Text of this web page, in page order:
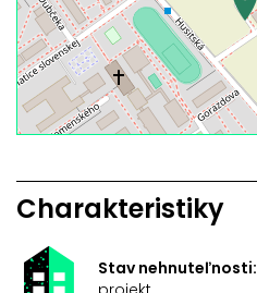
Charakteristiky
Stav nehnuteľnosti: